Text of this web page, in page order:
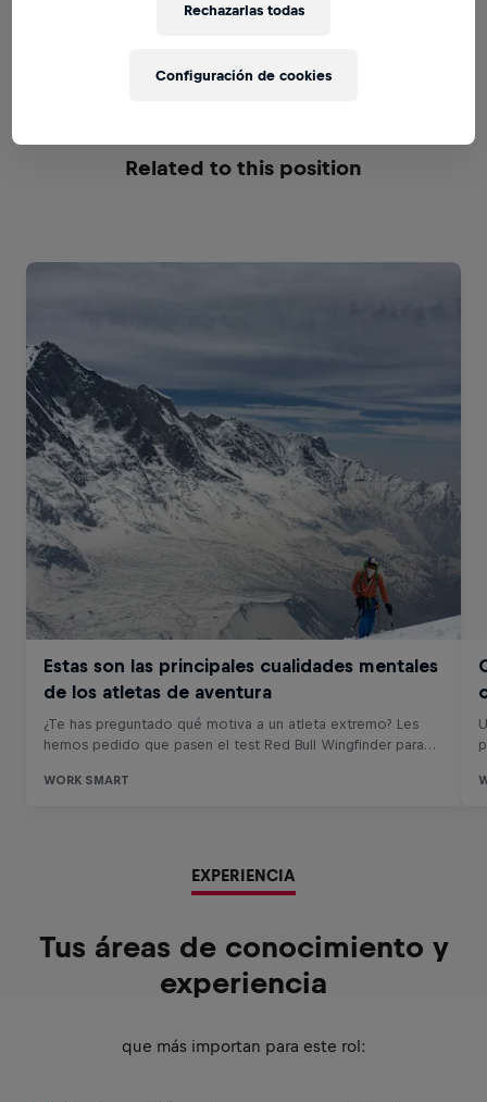
Related to this position
EXPERIENCIA
Tus áreas de conocimiento y
experiencia
que más importan para este rol:
Rechazarlas todas
Configuración de cookies